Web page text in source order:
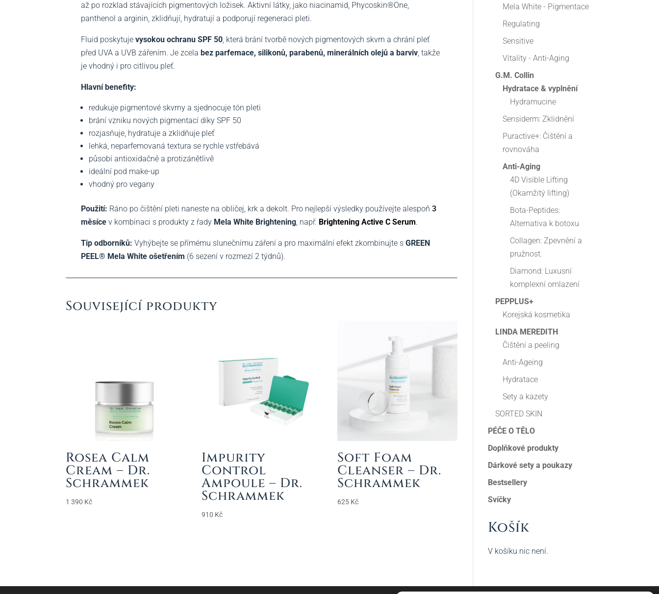
až po rozklad stávajících pigmentových ložisek. Aktivní látky, jako niacinamid, Phycoskin®One,
panthenol a arginin, zklidňují, hydratují a podporují regeneraci pleti.
Fluid poskytujevysokou ochranu SPF 50, která brání tvorbě nových pigmentových skvrn a chrání pleť
před UVA a UVB zářením. Je zcelabez parfemace, silikonů, parabenů, minerálních olejů a barviv, takže
je vhodný i pro citlivou pleť.
Hlavní benefity:
redukuje pigmentové skvrny a sjednocuje tón pleti
brání vzniku nových pigmentací díky SPF 50
rozjasňuje, hydratuje a zklidňuje pleť
lehká, neparfemovaná textura se rychle vstřebává
působí antioxidačně a protizánětlivě
ideální pod make-up
vhodný pro vegany
Použití: Ráno po čištění pleti naneste na obličej, krk a dekolt. Pro nejlepší výsledky používejte alespoň3
měsíce v kombinaci s produkty z řady Mela White Brightening, např. Brightening Active C Serum.
Tip odborníků:Vyhýbejte se přímému slunečnímu záření a pro maximální efekt zkombinujte sGREEN
PEEL® Mela White ošetřením (6 sezení v rozmezí 2 týdnů).
Související produkty
Rosea Calm
Cream – Dr.
Schrammek
1 390 Kč
Impurity
Control
Ampoule – Dr.
Schrammek
910 Kč
Soft Foam
Cleanser – Dr.
Schrammek
625 Kč
Mela White - Pigmentace
Regulating
Sensitive
Vitality - Anti-Aging
G.M. Collin
Hydratace & vyplnění
Hydramucine
Sensiderm: Zklidnění
Puractive+: Čištění a
rovnováha
Anti-Aging
4D Visible Lifting
(Okamžitý lifting)
Bota-Peptides:
Alternativa k botoxu
Collagen: Zpevnění a
pružnost.
Diamond: Luxusní
komplexní omlazení
PEPPLUS+
Korejská kosmetika
LINDA MEREDITH
Čištění a peeling
Anti-Ageing
Hydratace
Sety a kazety
SORTED SKIN
PÉČE O TĚLO
Doplňkové produkty
Dárkové sety a poukazy
Bestsellery
Svíčky
Košík
V košíku nic není.